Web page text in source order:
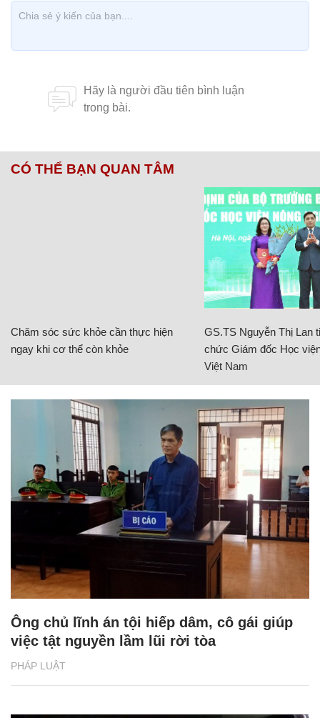
CÓ THỂ BẠN QUAN TÂM
Chăm sóc sức khỏe cần thực hiện
ngay khi cơ thể còn khỏe
GS.TS Nguyễn Thị Lan
chức Giám đốc Học
Việt Nam
PHÁP LUẬT
Ông chủ lĩnh án tội hiếp dâm, cô gái giúp
việc tật nguyền lầm lũi rời tòa